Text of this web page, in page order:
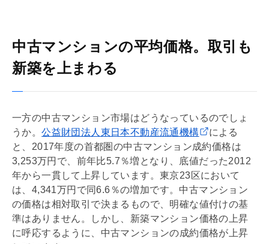
中古マンションの平均価格。取引も
新築を上まわる
一方の中古マンション市場はどうなっているのでしょ
うか。公益財団法人東日本不動産流通機構
による
と、2017年度の首都圏の中古マンション成約価格は
3,253万円で、前年比5.7％増となり、底値だった2012
年から一貫して上昇しています。東京23区において
は、4,341万円で同6.6％の増加です。中古マンション
の価格は相対取引で決まるもので、明確な値付けの基
準はありません。しかし、新築マンション価格の上昇
に呼応するように、中古マンションの成約価格が上昇